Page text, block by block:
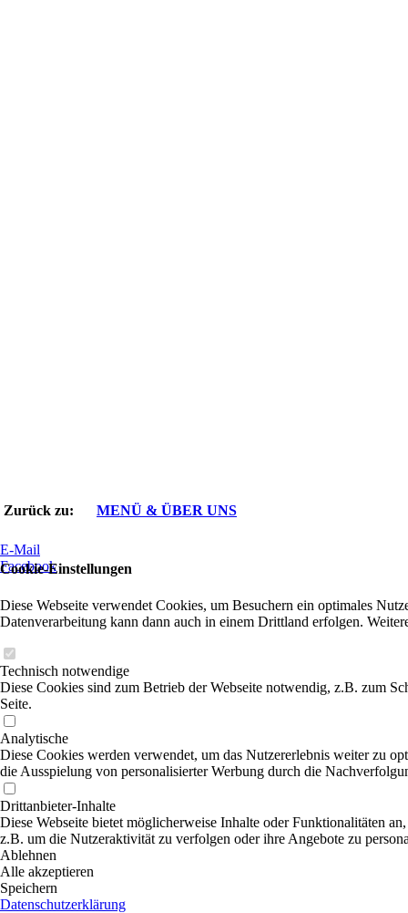
Zurück zu: MENÜ & ÜBER UNS
Cookie-Einstellungen
Diese Webseite verwendet Cookies, um Besuchern ein optimales
Datenverarbeitung kann dann auch in einem Drittland erfolgen.
Technisch notwendige
Diese Cookies sind zum Betrieb der Webseite notwendig, z.B. zum
Seite.
Analytische
Diese Cookies werden verwendet, um das Nutzererlebnis weiter zu
die Ausspielung von personalisierter Werbung durch die
Drittanbieter-Inhalte
Diese Webseite bietet möglicherweise Inhalte oder Funktionalitäten
z.B. um die Nutzeraktivität zu verfolgen oder ihre Angebote zu
Ablehnen
Alle akzeptieren
Speichern
Datenschutzerklärung
E-Mail
Facebook